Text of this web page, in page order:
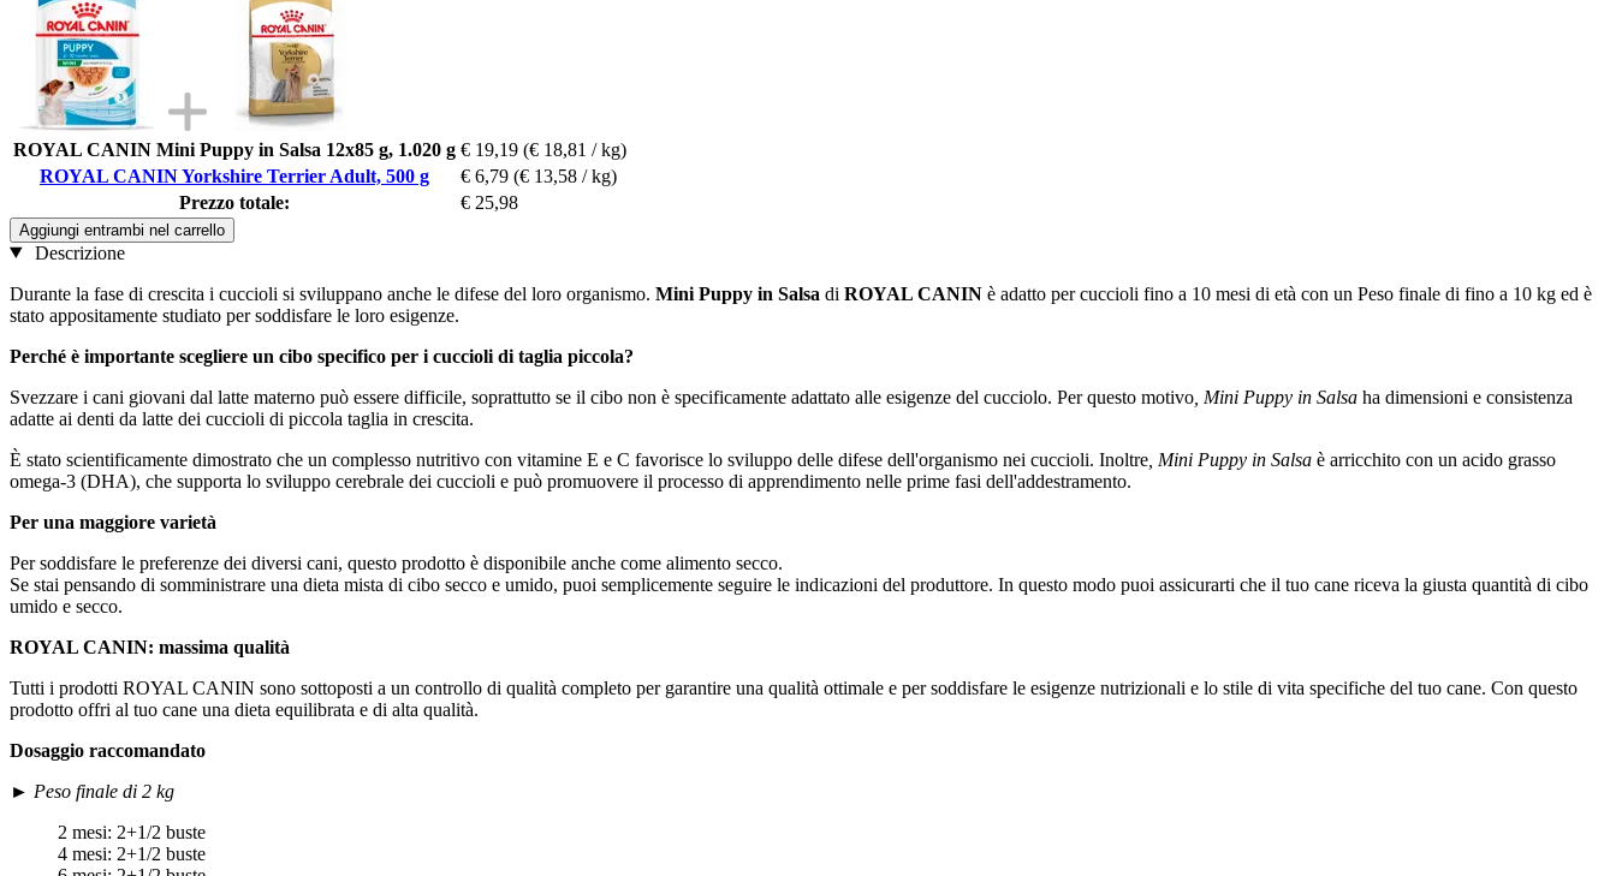
ROYAL CANIN Mini Puppy in Salsa 12x85 g, 1.020 g € 19,19 (€ 18,81 / kg)
ROYAL CANIN Yorkshire Terrier Adult, 500 g
€ 6,79 (€ 13,58 / kg)
Prezzo totale:
€ 25,98
Aggiungi entrambi nel carrello
Descrizione
Durante la fase di crescita i cuccioli si sviluppano anche le difese del loro organismo. Mini Puppy in Salsa di ROYAL CANIN è adatto per cuccioli fino a 10 mesi di età con un Peso finale di fino a 10 kg ed è
stato appositamente studiato per soddisfare le loro esigenze.
Perché è importante scegliere un cibo specifico per i cuccioli di taglia piccola?
Svezzare i cani giovani dal latte materno può essere difficile, soprattutto se il cibo non è specificamente adattato alle esigenze del cucciolo. Per questo motivo , Mini Puppy in Salsa ha dimensioni e consistenza
adatte ai denti da latte dei cuccioli di piccola taglia in crescita.
È stato scientificamente dimostrato che un complesso nutritivo con vitamine E e C favorisce lo sviluppo delle difese dell'organismo nei cuccioli. Inoltre , Mini Puppy in Salsa è arricchito con un acido grasso
omega-3 (DHA), che supporta lo sviluppo cerebrale dei cuccioli e può promuovere il processo di apprendimento nelle prime fasi dell'addestramento.
Per una maggiore varietà
Per soddisfare le preferenze dei diversi cani, questo prodotto è disponibile anche come alimento secco.
Se stai pensando di somministrare una dieta mista di cibo secco e umido, puoi semplicemente seguire le indicazioni del produttore. In questo modo puoi assicurarti che il tuo cane riceva la giusta quantità di cibo
umido e secco.
ROYAL CANIN: massima qualità
Tutti i prodotti ROYAL CANIN sono sottoposti a un controllo di qualità completo per garantire una qualità ottimale e per soddisfare le esigenze nutrizionali e lo stile di vita specifiche del tuo cane. Con questo
prodotto offri al tuo cane una dieta equilibrata e di alta qualità.
Dosaggio raccomandato
► Peso finale di 2 kg
2 mesi: 2+1/2 buste
4 mesi: 2+1/2 buste